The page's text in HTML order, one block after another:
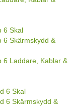
6 Skal
6 Skärmskydd &
6 Laddare, Kablar &
6 Skal
6 Skärmskydd &